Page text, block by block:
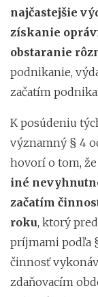
najčastejšie
získanie
obstaranie
podnikanie,
začatím
K posúdeniu
významný § 4
hovorí o tom, že
iné
začatím
roku, ktorý
príjmami podľa
činnosť
zdaňovacím